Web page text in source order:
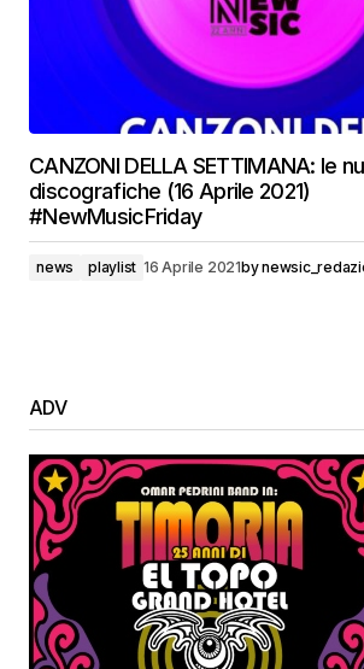
CANZONI DELLA SETTIMANA: le
discografiche (16 Aprile 2021)
#NewMusicFriday
news playlist 16 Aprile 2021by
ADV